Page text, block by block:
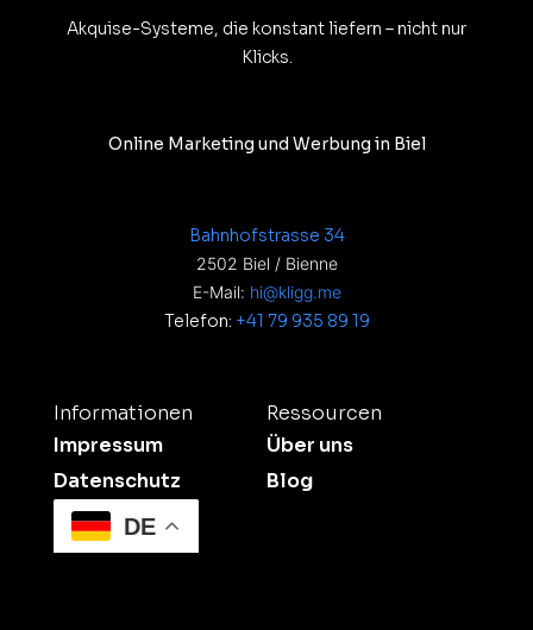
Akquise-Systeme, die konstant liefern – nicht nur
Klicks.
Online Marketing und Werbung in Biel
Bahnhofstrasse 34
2502 Biel / Bienne
E-Mail: hi@kligg.me
Telefon: +41 79 935 89 19
Informationen
Impressum
Datenschutz
Ressourcen
Über uns
Blog
DE